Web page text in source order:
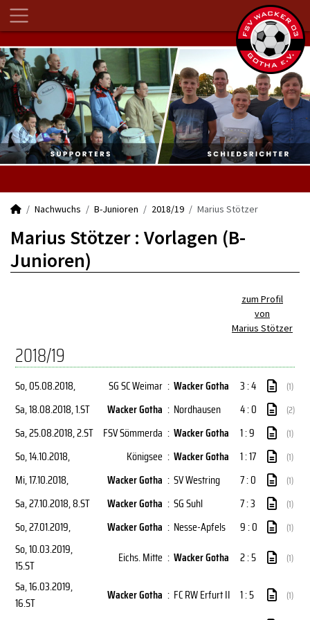
Nachwuchs B-Junioren 2018/19 Marius Stötzer
Marius Stötzer : Vorlagen (B-
Junioren)
zum Profil
von
Marius Stötzer
2018/19
So, 05.08.2018, SG SC Weimar : Wacker Gotha 3 : 4 (1)
Sa, 18.08.2018, 1.ST Wacker Gotha : Nordhausen 4 : 0 (2)
Sa, 25.08.2018, 2.ST FSV Sömmerda : Wacker Gotha 1 : 9 (1)
So, 14.10.2018, Königsee : Wacker Gotha 1 : 17 (1)
Mi, 17.10.2018, Wacker Gotha : SV Westring 7 : 0 (1)
Sa, 27.10.2018, 8.ST Wacker Gotha : SG Suhl 7 : 3 (1)
So, 27.01.2019, Wacker Gotha : Nesse-Apfels 9 : 0 (1)
So, 10.03.2019,
15.ST
Eichs. Mitte : Wacker Gotha 2 : 5 (1)
Sa, 16.03.2019,
16.ST
Wacker Gotha : FC RW Erfurt II 1 : 5 (1)